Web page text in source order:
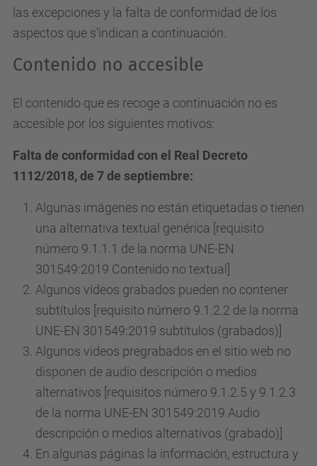
las excepciones y la falta de conformidad de los
aspectos que s’indican a continuación.
Contenido no accesible
El contenido que es recoge a continuación no es
accesible por los siguientes motivos:
Falta de conformidad con el Real Decreto
1112/2018, de 7 de septiembre:
Algunas imágenes no están etiquetadas o tienen
una alternativa textual genérica [requisito
número 9.1.1.1 de la norma UNE-EN
301549:2019 Contenido no textual]
Algunos vídeos grabados pueden no contener
subtítulos [requisito número 9.1.2.2 de la norma
UNE-EN 301549:2019 subtítulos (grabados)]
Algunos videos pregrabados en el sitio web no
disponen de audio descripción o medios
alternativos [requisitos número 9.1.2.5 y 9.1.2.3
de la norma UNE-EN 301549:2019 Audio
descripción o medios alternativos (grabado)]
En algunas páginas la información, estructura y